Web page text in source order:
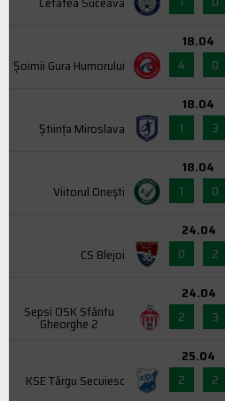
Şoimii Gura Humorului
18.04
4
0
Știința Miroslava
18.04
1
3
Viitorul Onești
18.04
1
0
CS Blejoi
24.04
0
2
Sepsi OSK Sfântu
Gheorghe 2
24.04
2
3
KSE Târgu Secuiesc
25.04
2
2